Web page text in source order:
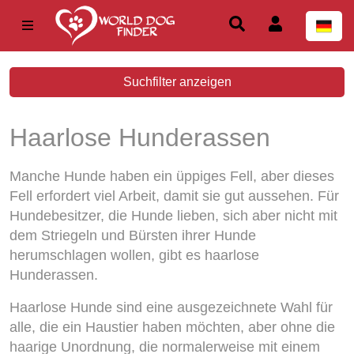
Suchfilter anzeigen
Haarlose Hunderassen
Manche Hunde haben ein üppiges Fell, aber dieses
Fell erfordert viel Arbeit, damit sie gut aussehen. Für
Hundebesitzer, die Hunde lieben, sich aber nicht mit
dem Striegeln und Bürsten ihrer Hunde
herumschlagen wollen, gibt es haarlose
Hunderassen.
Haarlose Hunde sind eine ausgezeichnete Wahl für
alle, die ein Haustier haben möchten, aber ohne die
haarige Unordnung, die normalerweise mit einem